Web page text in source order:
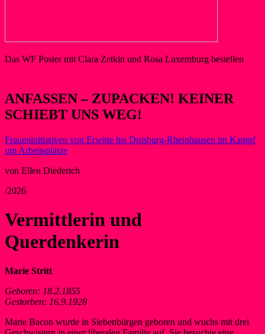
Das WF Poster mit Clara Zetkin und Rosa Luxemburg bestellen
ANFASSEN – ZUPACKEN! KEINER
SCHIEBT UNS WEG!
Fraueninitiativen von Erwitte bis Duisburg-Rheinhausen im Kampf
um Arbeitsplätze
von Ellen Diederich
/2026
Vermittlerin und
Querdenkerin
Marie Stritt
Geboren: 18.2.1855
Gestorben: 16.9.1928
Marie Bacon wurde in Siebenbürgen geboren und wuchs mit drei